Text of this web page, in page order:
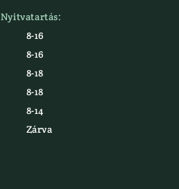
Nyitvatartás:
8-16
8-16
8-18
8-18
8-14
Zárva